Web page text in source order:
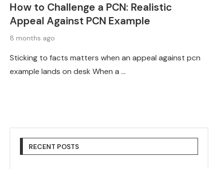
How to Challenge a PCN: Realistic
Appeal Against PCN Example
8 months ago
Sticking to facts matters when an appeal against pcn
example lands on desk When a …
RECENT POSTS